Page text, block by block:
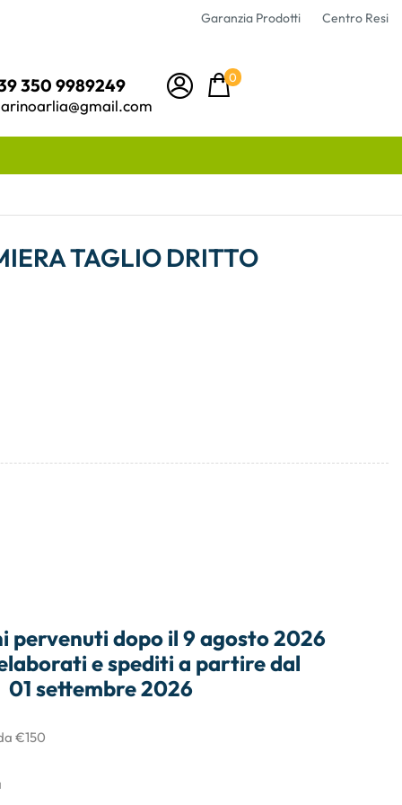
Garanzia Prodotti Centro Resi
350 9989249 0
TAGLIO DRITTO
pervenuti dopo il 9 agosto 2026
espediti a partire dal
01 settembre 2026
€150